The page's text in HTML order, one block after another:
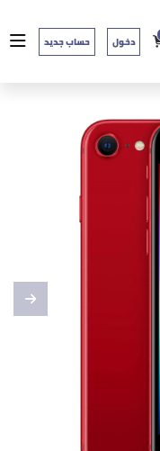
دخول حساب جديد